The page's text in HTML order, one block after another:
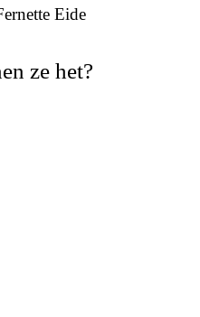
Eide
ze het?